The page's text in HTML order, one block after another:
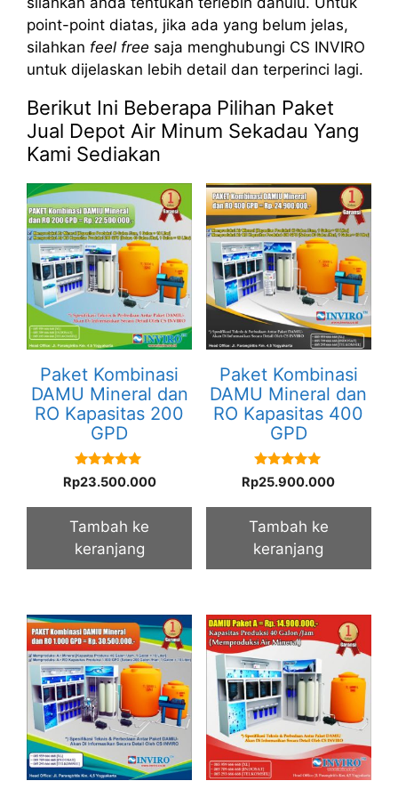
point-point diatas, jika ada yang belum jelas,
silahkan feel free saja menghubungi CS INVIRO
untuk dijelaskan lebih detail dan terperinci lagi.
Berikut Ini Beberapa Pilihan Paket
Jual Depot Air Minum Sekadau Yang
Kami Sediakan
Paket Kombinasi
DAMU Mineral dan
RO Kapasitas 200
GPD
5.00
out of 5
Rp23.500.000
Tambah ke
keranjang
Paket Kombinasi
DAMU Mineral dan
RO Kapasitas 400
GPD
5.00
out of 5
Rp25.900.000
Tambah ke
keranjang